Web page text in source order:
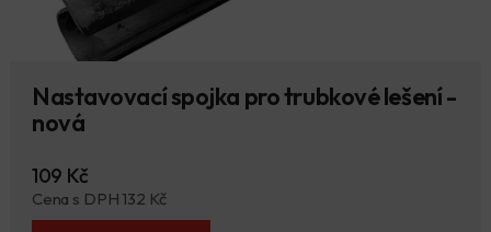
Nastavovací spojka pro trubkové lešení -
nová
109 Kč
Cena s DPH 132 Kč